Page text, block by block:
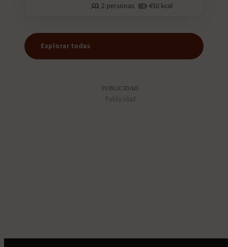
2 personas
450 kcal
Explorar todas
PUBLICIDAD
Publicidad